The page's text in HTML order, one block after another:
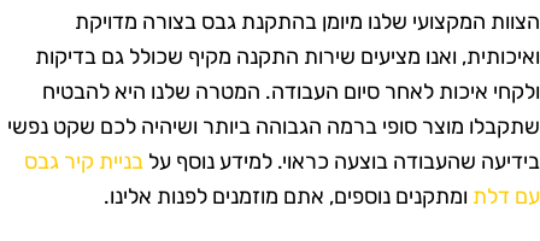
המקצועי שלנו מיומן בהתקנת גבס בצורה מדויקת
ואנו מציעים שירות התקנה מקיף שכולל גם בדיקות
איכות לאחר סיום העבודה. המטרה שלנו היא להבטיח
מוצר סופי ברמה הגבוהה ביותר ושיהיה לכם שקט נפשי
שהעבודה בוצעה כראוי. למידע נוסף עלבניית קיר גבס
דלתומתקנים נוספים, אתם מוזמנים לפנות אלינו.